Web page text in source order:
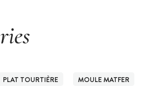
PLAT TOURTIÈRE MOULE MATFER